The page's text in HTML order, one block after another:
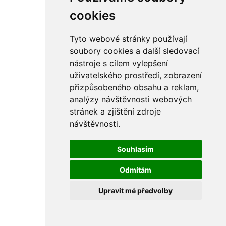
cookies
Tyto webové stránky používají
soubory cookies a další sledovací
nástroje s cílem vylepšení
uživatelského prostředí, zobrazení
přizpůsobeného obsahu a reklam,
analýzy návštěvnosti webových
stránek a zjištění zdroje
návštěvnosti.
Souhlasím
Odmítám
Upravit mé předvolby
řetězy
ostatní části
sekundární
sání
sedla
spojovací materiál
matice
podložky
pojistné kroužky
šrouby
výbava
výfuky a kolena
bowdeny a lanka
filtry
gufera